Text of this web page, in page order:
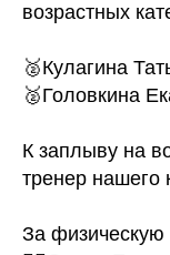
возрастных
🥈Кулагина
🥈Головкина
К заплыву на
тренер
За физическую